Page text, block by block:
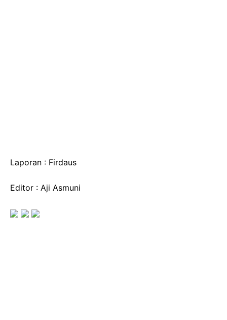
Laporan : Firdaus
Editor : Aji Asmuni